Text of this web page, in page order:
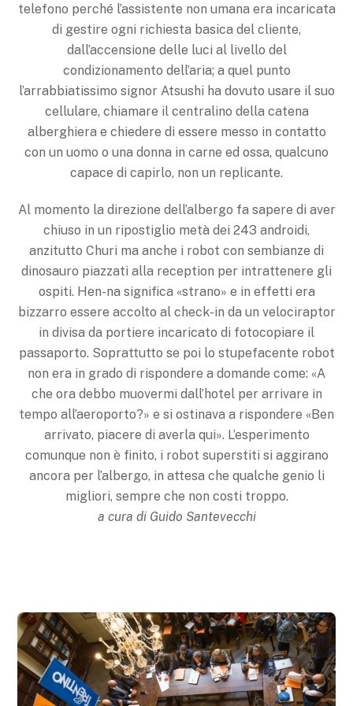
telefono perché l’assistente non umana era incaricata
di gestire ogni richiesta basica del cliente,
dall’accensione delle luci al livello del
condizionamento dell’aria; a quel punto
l’arrabbiatissimo signor Atsushi ha dovuto usare il suo
cellulare, chiamare il centralino della catena
alberghiera e chiedere di essere messo in contatto
con un uomo o una donna in carne ed ossa, qualcuno
capace di capirlo, non un replicante.
Al momento la direzione dell’albergo fa sapere di aver
chiuso in un ripostiglio metà dei 243 androidi,
anzitutto Churi ma anche i robot con sembianze di
dinosauro piazzati alla reception per intrattenere gli
ospiti. Hen-na significa «strano» e in effetti era
bizzarro essere accolto al check-in da un velociraptor
in divisa da portiere incaricato di fotocopiare il
passaporto. Soprattutto se poi lo stupefacente robot
non era in grado di rispondere a domande come: «A
che ora debbo muovermi dall’hotel per arrivare in
tempo all’aeroporto?» e si ostinava a rispondere «Ben
arrivato, piacere di averla qui». L’esperimento
comunque non è finito, i robot superstiti si aggirano
ancora per l’albergo, in attesa che qualche genio li
migliori, sempre che non costi troppo.
a cura di Guido Santevecchi